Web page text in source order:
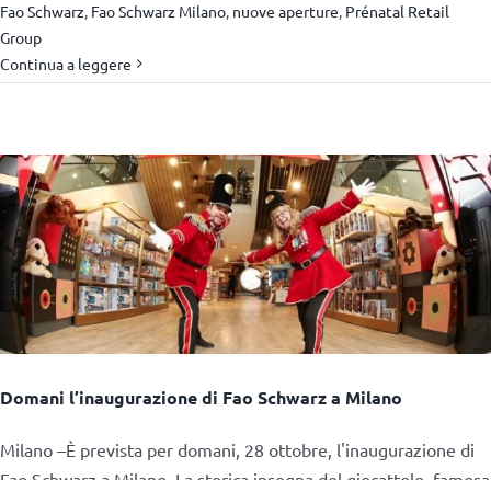
Fao Schwarz, Fao Schwarz Milano, nuove aperture, Prénatal Retail
Group
Continua a leggere
Domani l’inaugurazione di Fao Schwarz a Milano
Milano –È prevista per domani, 28 ottobre, l'inaugurazione di